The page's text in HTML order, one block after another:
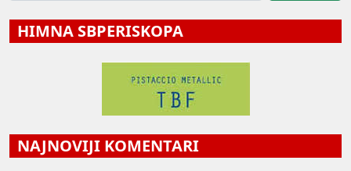
HIMNA SBPERISKOPA
NAJNOVIJI KOMENTARI